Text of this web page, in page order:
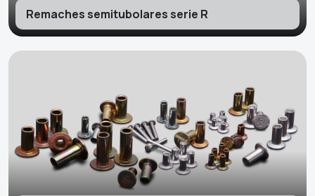
Remaches semitubolares serie R